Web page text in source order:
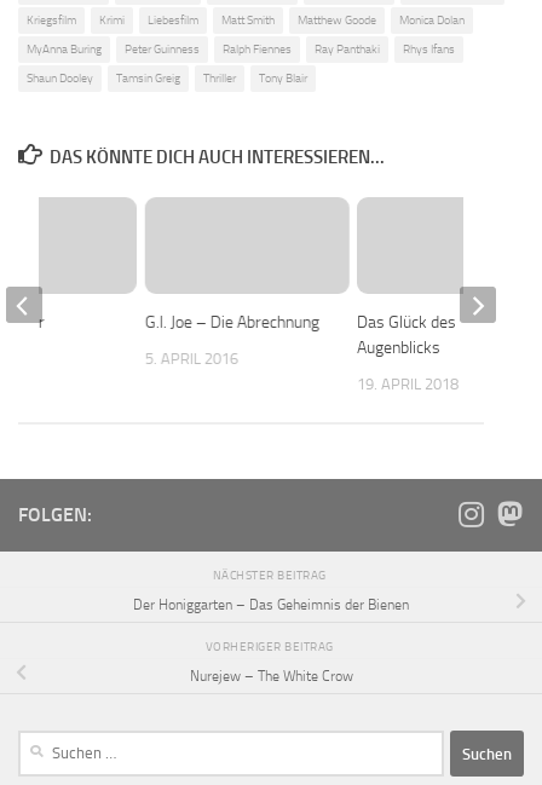
Kriegsfilm Krimi Liebesfilm Matt Smith Matthew Goode Monica Dolan
MyAnna Buring Peter Guinness Ralph Fiennes Ray Panthaki Rhys Ifans
Shaun Dooley Tamsin Greig Thriller Tony Blair
DAS KÖNNTE DICH AUCH INTERESSIEREN...
G.I. Joe – Die Abrechnung
5. APRIL 2016
Das Glück des
Augenblicks
19. APRIL 2018
FOLGEN:
NÄCHSTER BEITRAG
Der Honiggarten – Das Geheimnis der Bienen
VORHERIGER BEITRAG
Nurejew – The White Crow